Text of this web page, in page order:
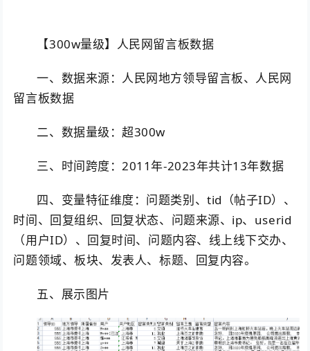
【300w量级】人民网留言板数据
一、数据来源：人民网地方领导留言板、人民网
留言板数据
二、数据量级：超300w
三、时间跨度：2011年-2023年共计13年数据
四、变量特征维度：问题类别、tid（帖子ID）、
时间、回复组织、回复状态、问题来源、ip、userid
（用户ID）、回复时间、问题内容、线上线下交办、
问题领域、板块、发表人、标题、回复内容。
五、展示图片